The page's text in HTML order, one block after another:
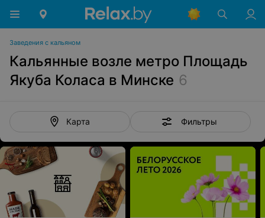
Заведения с кальяном
Кальянные возле метро Площадь
Якуба Коласа в Минске 6
Карта Фильтры